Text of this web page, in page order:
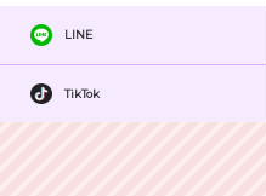
LINE
TikTok